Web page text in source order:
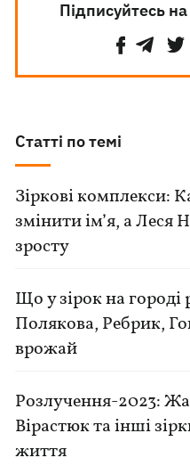
Підписуйтесь
Статті по темі
Зіркові комплекси:
змінити ім’я, а Леся
зросту
Що у зірок на городі
Полякова, Ребрик,
врожай
Розлучення-2023:
Вірастюк та інші
життя